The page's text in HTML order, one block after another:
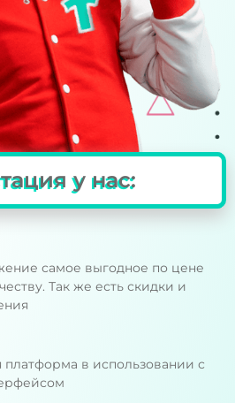
у нас:
самое выгодное по цене
Так же есть скидки и
платформа в использовании с